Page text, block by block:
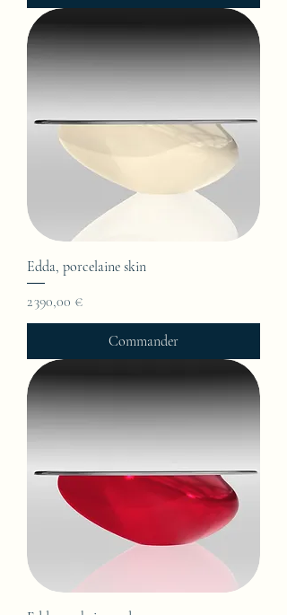
Edda, porcelaine skin
Prix
2 390,00 €
Commander